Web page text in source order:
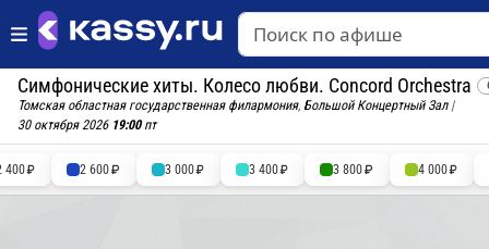
Симфонические хиты. Колесо любви. Concord Orchestra
Томская областная государственная филармония, Большой Концертный Зал|
30 октября 2026 19:00пт
400 2 600 3 000 3 400 3 800 4 000